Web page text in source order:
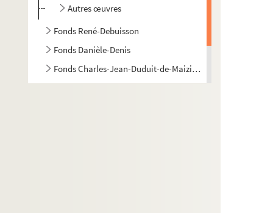
Autres œuvres
Fonds René-Debuisson
Fonds Danièle-Denis
Fonds Charles-Jean-Duduit-de-Maizières